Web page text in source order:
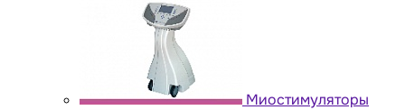
Миостимуляторы